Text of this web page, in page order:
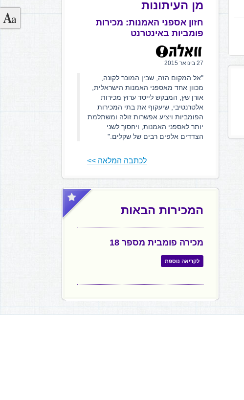
מן העיתונות
חזון אספני האמנות: מכירות
פומביות באינטרנט
27 בינואר 2015
"אל המקום הזה, שבין המוכר לקונה,
מכוון אחד מאספני האמנות הישראלית,
אורן שץ, המבקש לייסד ערוץ מכירות
אלטרנטיבי, שיעקוף את בתי המכירות
הפומביות ויציע אפשרות זולה ומשתלמת
יותר לאספני האמנות, ויחסוך לשני
הצדדים אלפים רבים של שקלים."
לכתבה המלאה >>
המכירות הבאות
מכירה פומבית מספר 18
לקריאה נוספת